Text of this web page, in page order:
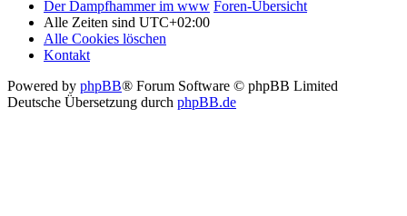
Der Dampfhammer im www Foren-Übersicht
Alle Zeiten sind UTC+02:00
Alle Cookies löschen
Kontakt
Powered by phpBB® Forum Software © phpBB Limited
Deutsche Übersetzung durch phpBB.de